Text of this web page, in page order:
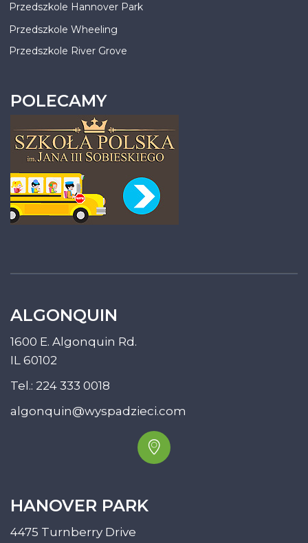
Przedszkole Hannover Park
Przedszkole Wheeling
Przedszkole River Grove
POLECAMY
ALGONQUIN
1600 E. Algonquin Rd.
IL 60102
Tel.: 224 333 0018
algonquin@wyspadzieci.com
HANOVER PARK
4475 Turnberry Drive